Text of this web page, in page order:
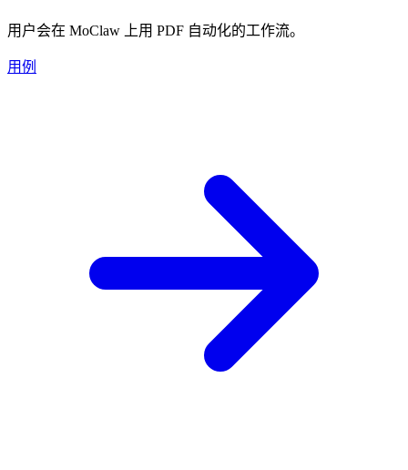
用户会在 MoClaw 上用 PDF 自动化的工作流。
用例